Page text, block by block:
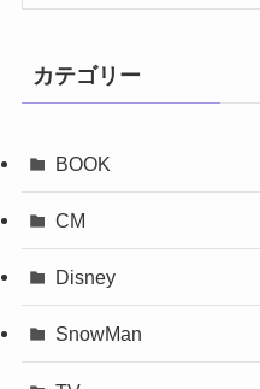
カテゴリー
BOOK
CM
Disney
SnowMan